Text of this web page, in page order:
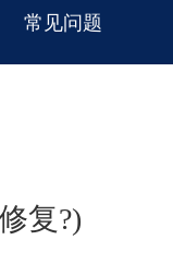
常见问题
复?)